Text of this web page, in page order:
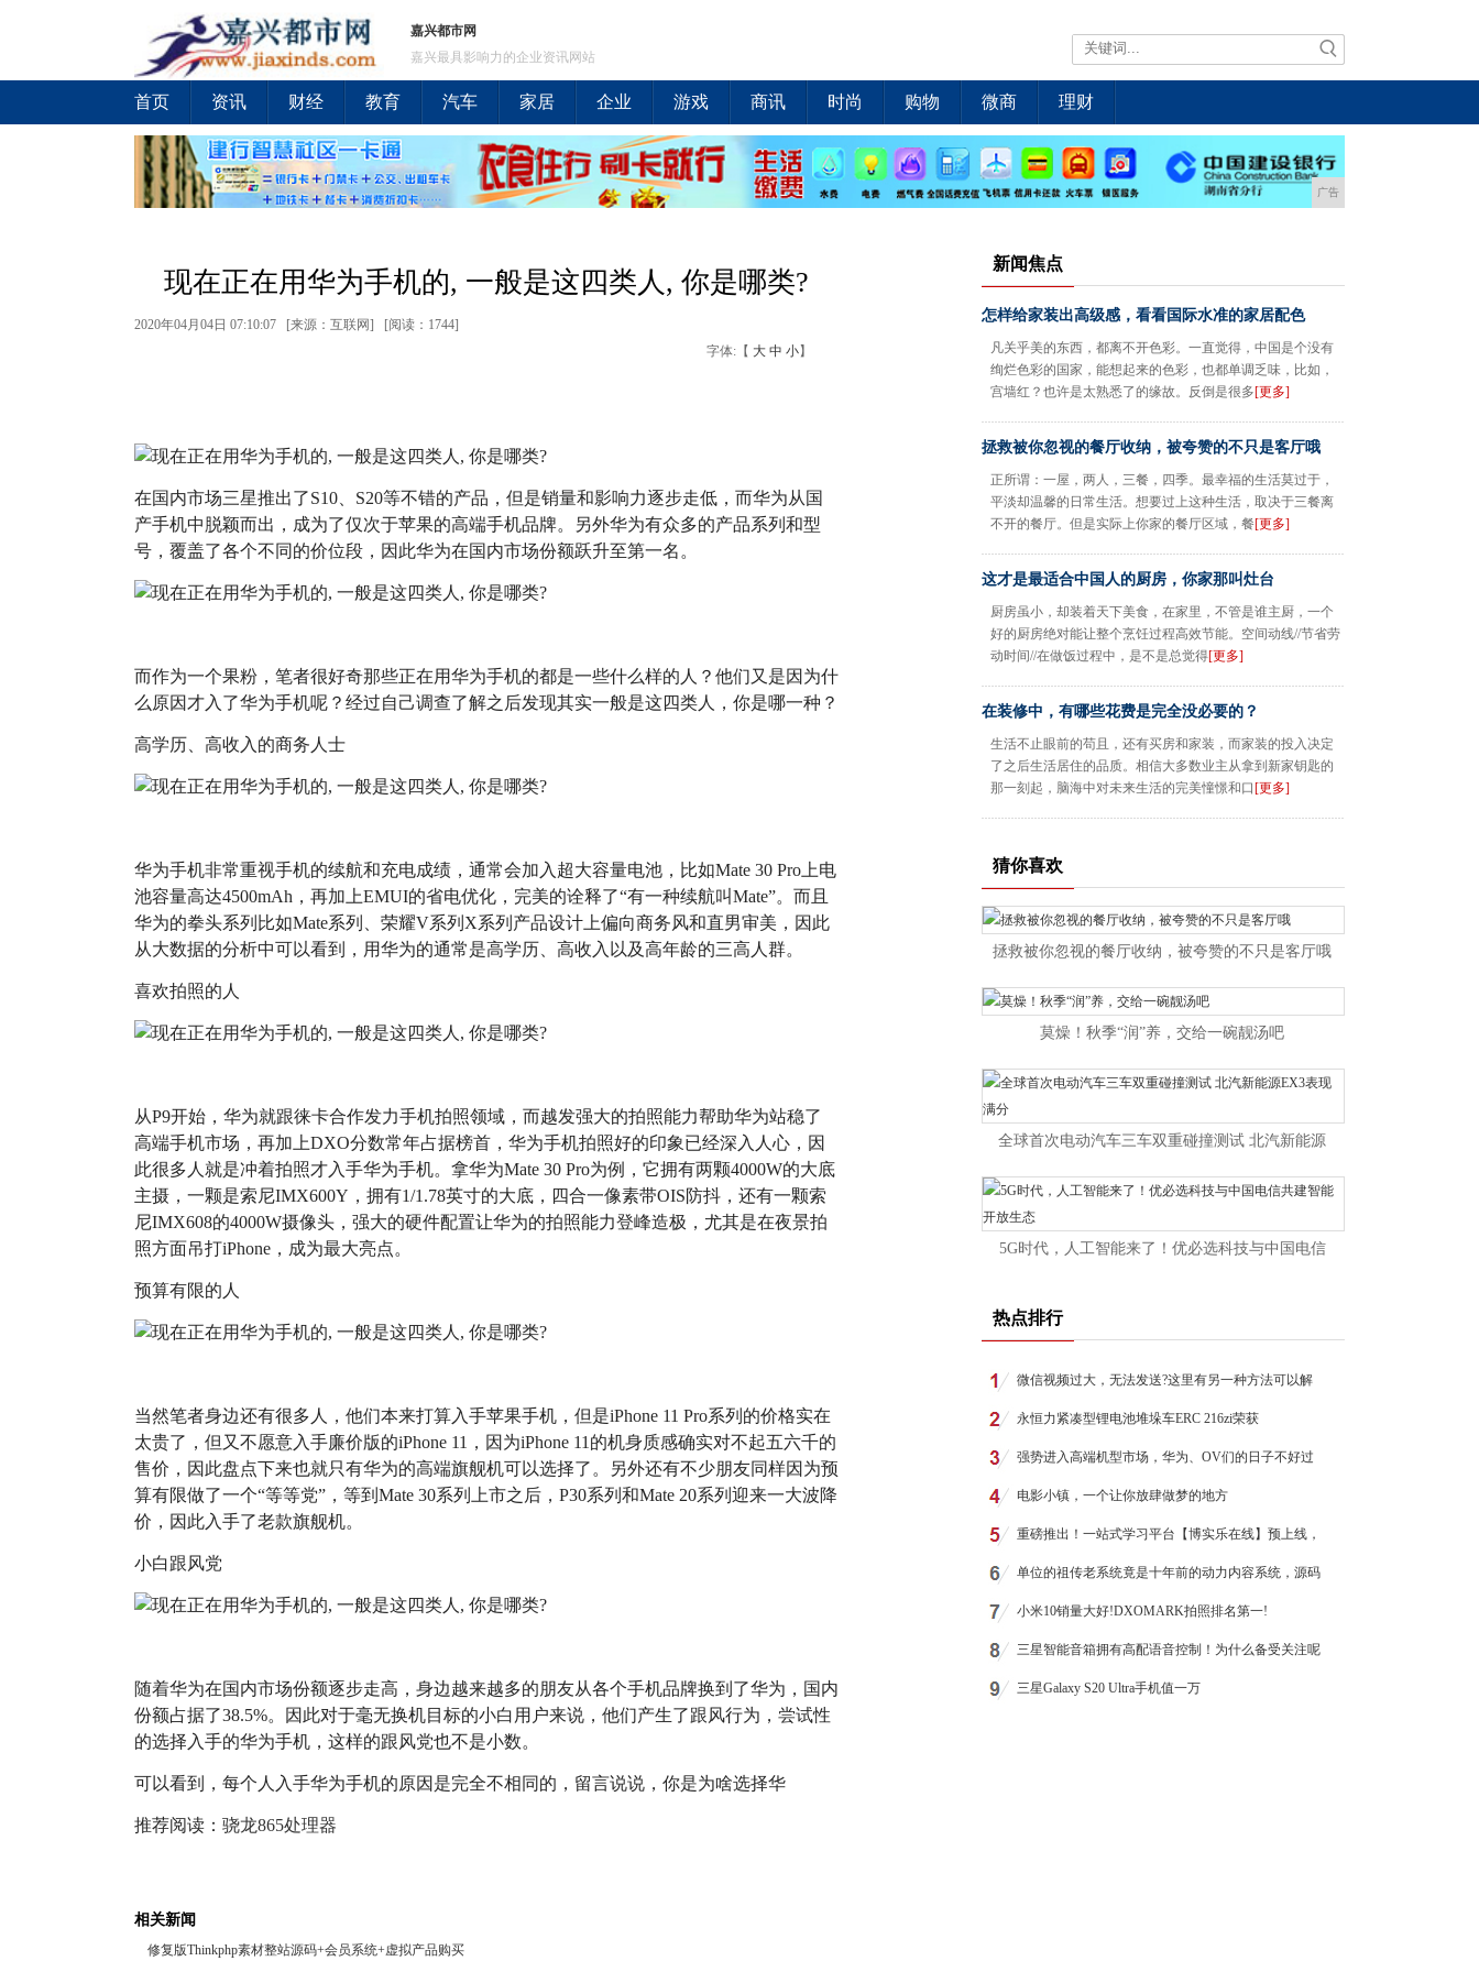
嘉兴都市网
嘉兴最具影响力的企业资讯网站
首页 资讯 财经 教育 汽车 家居 企业 游戏 商讯 时尚 购物 微商 理财
广告
现在正在用华为手机的, 一般是这四类人, 你是哪类?
2020年04月04日 07:10:07 [来源：互联网] [阅读：1744]
字体:【 大 中 小】
在国内市场三星推出了S10、S20等不错的产品，但是销量和影响力逐步走低，而华为从国
产手机中脱颖而出，成为了仅次于苹果的高端手机品牌。另外华为有众多的产品系列和型
号，覆盖了各个不同的价位段，因此华为在国内市场份额跃升至第一名。
而作为一个果粉，笔者很好奇那些正在用华为手机的都是一些什么样的人？他们又是因为什
么原因才入了华为手机呢？经过自己调查了解之后发现其实一般是这四类人，你是哪一种？
高学历、高收入的商务人士
华为手机非常重视手机的续航和充电成绩，通常会加入超大容量电池，比如Mate 30 Pro上电
池容量高达4500mAh，再加上EMUI的省电优化，完美的诠释了“有一种续航叫Mate”。而且
华为的拳头系列比如Mate系列、荣耀V系列X系列产品设计上偏向商务风和直男审美，因此
从大数据的分析中可以看到，用华为的通常是高学历、高收入以及高年龄的三高人群。
喜欢拍照的人
从P9开始，华为就跟徕卡合作发力手机拍照领域，而越发强大的拍照能力帮助华为站稳了
高端手机市场，再加上DXO分数常年占据榜首，华为手机拍照好的印象已经深入人心，因
此很多人就是冲着拍照才入手华为手机。拿华为Mate 30 Pro为例，它拥有两颗4000W的大底
主摄，一颗是索尼IMX600Y，拥有1/1.78英寸的大底，四合一像素带OIS防抖，还有一颗索
尼IMX608的4000W摄像头，强大的硬件配置让华为的拍照能力登峰造极，尤其是在夜景拍
照方面吊打iPhone，成为最大亮点。
预算有限的人
当然笔者身边还有很多人，他们本来打算入手苹果手机，但是iPhone 11 Pro系列的价格实在
太贵了，但又不愿意入手廉价版的iPhone 11，因为iPhone 11的机身质感确实对不起五六千的
售价，因此盘点下来也就只有华为的高端旗舰机可以选择了。另外还有不少朋友同样因为预
算有限做了一个“等等党”，等到Mate 30系列上市之后，P30系列和Mate 20系列迎来一大波降
价，因此入手了老款旗舰机。
小白跟风党
随着华为在国内市场份额逐步走高，身边越来越多的朋友从各个手机品牌换到了华为，国内
份额占据了38.5%。因此对于毫无换机目标的小白用户来说，他们产生了跟风行为，尝试性
的选择入手的华为手机，这样的跟风党也不是小数。
可以看到，每个人入手华为手机的原因是完全不相同的，留言说说，你是为啥选择华
推荐阅读： 骁龙865处理器
相关新闻
修复版Thinkphp素材整站源码+会员系统+虚拟产品购买
新闻焦点
怎样给家装出高级感，看看国际水准的家居配色
凡关乎美的东西，都离不开色彩。一直觉得，中国是个没有
绚烂色彩的国家，能想起来的色彩，也都单调乏味，比如，
宫墙红？也许是太熟悉了的缘故。反倒是很多[更多]
拯救被你忽视的餐厅收纳，被夸赞的不只是客厅哦
正所谓：一屋，两人，三餐，四季。最幸福的生活莫过于，
平淡却温馨的日常生活。想要过上这种生活，取决于三餐离
不开的餐厅。但是实际上你家的餐厅区域，餐[更多]
这才是最适合中国人的厨房，你家那叫灶台
厨房虽小，却装着天下美食，在家里，不管是谁主厨，一个
好的厨房绝对能让整个烹饪过程高效节能。空间动线//节省劳
动时间//在做饭过程中，是不是总觉得[更多]
在装修中，有哪些花费是完全没必要的？
生活不止眼前的苟且，还有买房和家装，而家装的投入决定
了之后生活居住的品质。相信大多数业主从拿到新家钥匙的
那一刻起，脑海中对未来生活的完美憧憬和口 [更多]
猜你喜欢
拯救被你忽视的餐厅收纳，被夸赞的不只是客厅哦
莫燥！秋季“润”养，交给一碗靓汤吧
全球首次电动汽车三车双重碰撞测试 北汽新能源
5G时代，人工智能来了！优必选科技与中国电信
热点排行
微信视频过大，无法发送?这里有另一种方法可以解
永恒力紧凑型锂电池堆垛车ERC 216zi荣获
强势进入高端机型市场，华为、OV们的日子不好过
电影小镇，一个让你放肆做梦的地方
重磅推出！一站式学习平台【博实乐在线】预上线，
单位的祖传老系统竟是十年前的动力内容系统，源码
小米10销量大好!DXOMARK拍照排名第一!
三星智能音箱拥有高配语音控制！为什么备受关注呢
三星Galaxy S20 Ultra手机值一万